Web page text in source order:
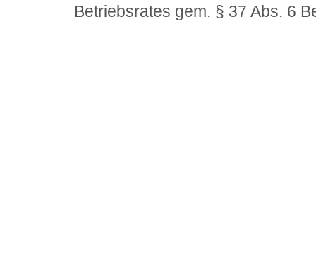
Betriebsrates gem. § 37 Abs. 6